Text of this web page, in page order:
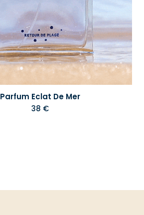
Parfum Eclat De Mer
38 €